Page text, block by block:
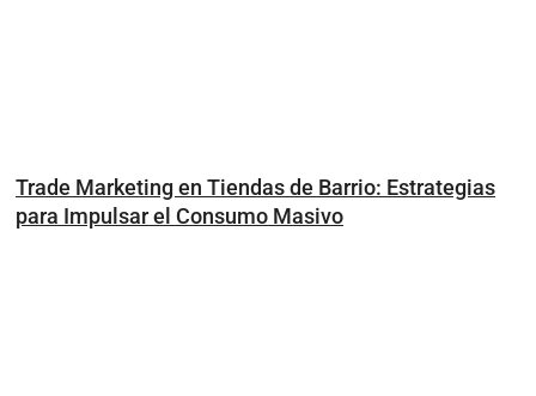
Trade Marketing en Tiendas de Barrio: Estrategias
para Impulsar el Consumo Masivo